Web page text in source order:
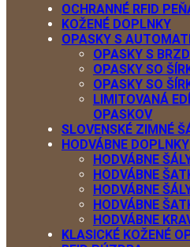
OCHRANNÉ RFID
KOŽENÉ DOPLNKY
OPASKY S
OPASKY S
OPASKY SO
OPASKY SO
LIMITOVANÁ
OPASKOV
SLOVENSKÉ ZIMNÉ
HODVÁBNE DOPLNKY
HODVÁBNE
HODVÁBNE
HODVÁBNE
HODVÁBNE
HODVÁBNE
KLASICKÉ KOŽENÉ